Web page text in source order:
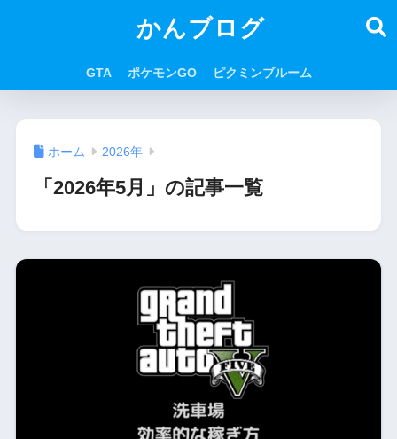
かんブログ
GTA ポケモンGO ピクミンブルーム
ホーム 2026年
「2026年5月」の記事一覧